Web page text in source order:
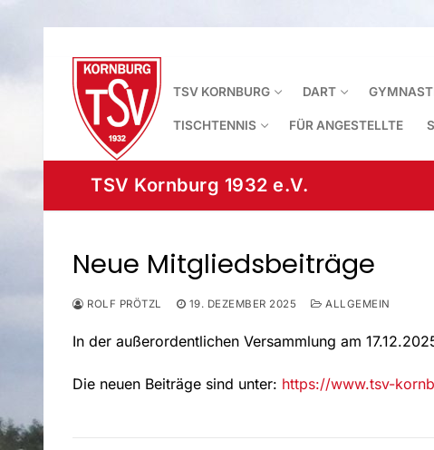
Inhalt
springen
TSV KORNBURG DART
TISCHTENNIS FÜR ANGESTELLTE
TSV Kornburg 1932 e.V.
Neue Mitgliedsbeiträge
ROLF PRÖTZL 19. DEZEMBER 2025 ALLGEMEIN
In der außerordentlichen Versammlung am
Die neuen Beiträge sind unter: https://www.tsv-